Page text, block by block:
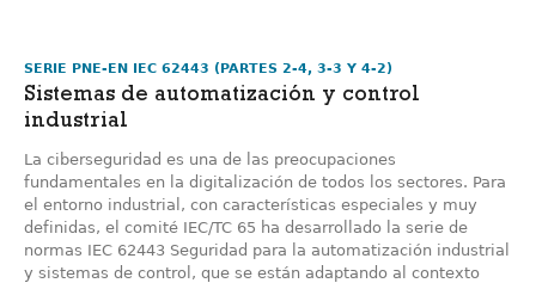
SERIE PNE-EN IEC 62443 (PARTES 2-4, 3-3 Y 4-2)
Sistemas de automatización y control
industrial
La ciberseguridad es una de las preocupaciones
fundamentales en la digitalización de todos los sectores. Para
el entorno industrial, con características especiales y muy
definidas, el comité IEC/TC 65 ha desarrollado la serie de
normas IEC 62443 Seguridad para la automatización industrial
y sistemas de control, que se están adaptando al contexto